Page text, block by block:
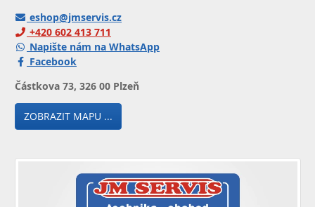
eshop@jmservis.cz
+420 602 413 711
Napište nám na WhatsApp
Facebook
Částkova 73, 326 00 Plzeň
ZOBRAZIT MAPU ...